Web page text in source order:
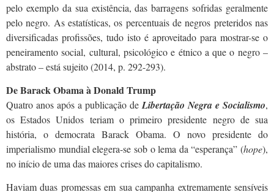
pelo exemplo da sua existência, das barragens sofridas geralmente
pelo negro. As estatísticas, os percentuais de negros preteridos nas
diversificadas profissões, tudo isto é aproveitado para mostrar-se o
peneiramento social, cultural, psicológico e étnico a que o negro –
abstrato – está sujeito (2014, p. 292-293).
De Barack Obama à Donald Trump
Quatro anos após a publicação de Libertação Negra e Socialismo,
os Estados Unidos teriam o primeiro presidente negro de sua
história, o democrata Barack Obama. O novo presidente do
imperialismo mundial elegera-se sob o lema da “esperança” (hope),
no início de uma das maiores crises do capitalismo.
Haviam duas promessas em sua campanha extremamentesensíveis